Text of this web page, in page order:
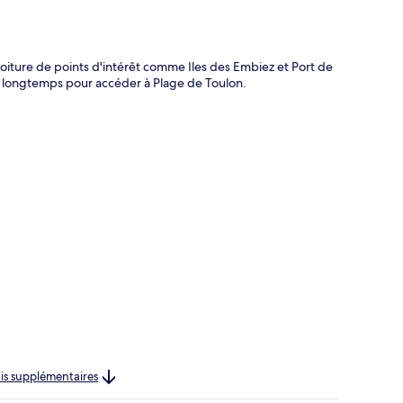
de points d'intérêt comme Iles des Embiez et Port de
pour accéder à Plage de Toulon.
supplémentaires